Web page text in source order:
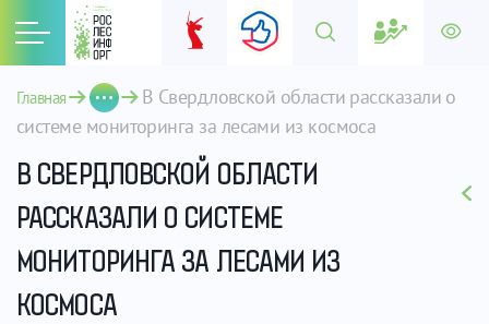
Главная
В Свердловской области рассказали о
системе мониторинга за лесами из космоса
В СВЕРДЛОВСКОЙ ОБЛАСТИ
РАССКАЗАЛИ О СИСТЕМЕ
МОНИТОРИНГА ЗА ЛЕСАМИ ИЗ
КОСМОСА